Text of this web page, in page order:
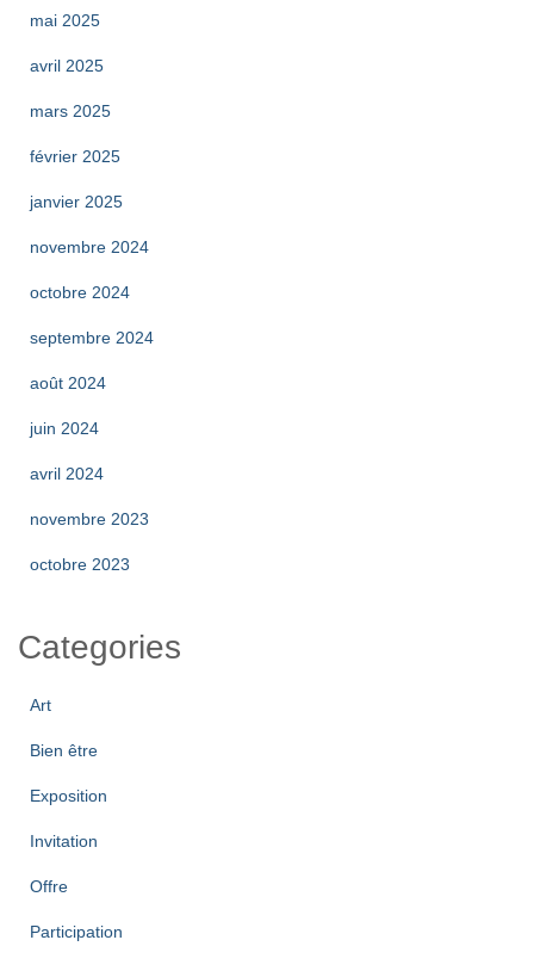
mai 2025
avril 2025
mars 2025
février 2025
janvier 2025
novembre 2024
octobre 2024
septembre 2024
août 2024
juin 2024
avril 2024
novembre 2023
octobre 2023
Categories
Art
Bien être
Exposition
Invitation
Offre
Participation